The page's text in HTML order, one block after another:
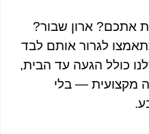
אתכם? ארון שבור?
לגרור אותם לבד
כולל הגעה עד הבית,
מקצועית — בלי